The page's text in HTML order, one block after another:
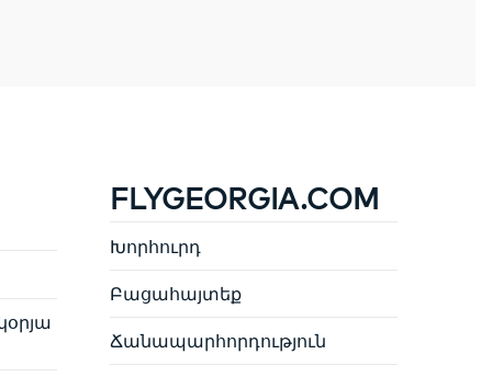
FLYGEORGIA.COM
Խորհուրդ
Բացահայտեք
Ճանապարհորդություն